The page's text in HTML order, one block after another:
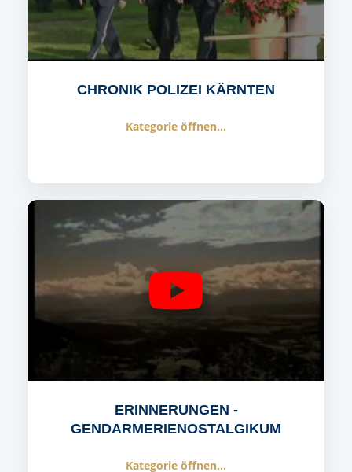
CHRONIK POLIZEI KÄRNTEN
Kategorie öffnen...
ERINNERUNGEN -
GENDARMERIENOSTALGIKUM
Kategorie öffnen...